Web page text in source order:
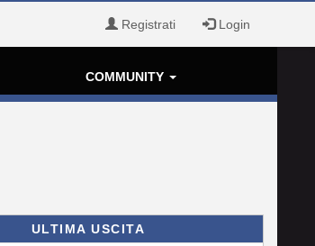
Registrati Login
COMMUNITY
ULTIMA USCITA